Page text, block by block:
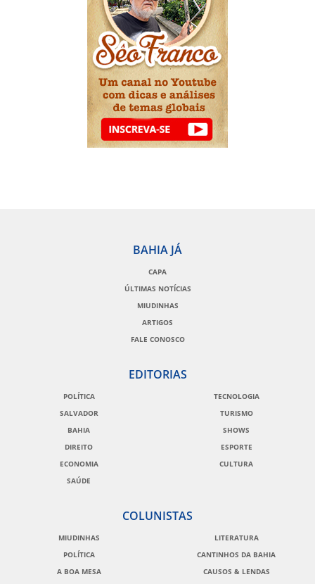
BAHIA JÁ
CAPA
ÚLTIMAS NOTÍCIAS
MIUDINHAS
ARTIGOS
FALE CONOSCO
EDITORIAS
POLÍTICA
SALVADOR
BAHIA
DIREITO
ECONOMIA
SAÚDE
TECNOLOGIA
TURISMO
SHOWS
ESPORTE
CULTURA
COLUNISTAS
MIUDINHAS
POLÍTICA
A BOA MESA
LITERATURA
CANTINHOS DA BAHIA
CAUSOS & LENDAS